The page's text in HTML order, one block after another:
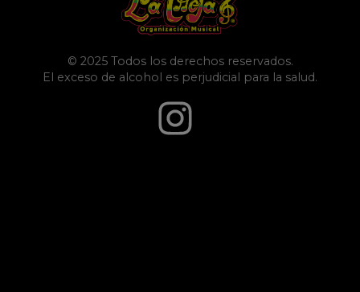
© 2025 Todos los derechos reservados.
El exceso de alcohol es perjudicial para la salud.